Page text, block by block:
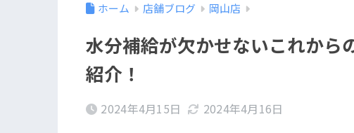
ホーム 店舗ブログ 岡山店
水分補給が欠かせないこれから
紹介！
2024年4月15日 2024年4月16日